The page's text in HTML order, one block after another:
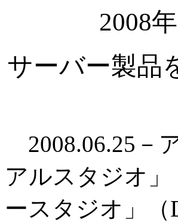
2008
サーバー製品
2008.06.25－
アルスタジオ
ースタジオ」